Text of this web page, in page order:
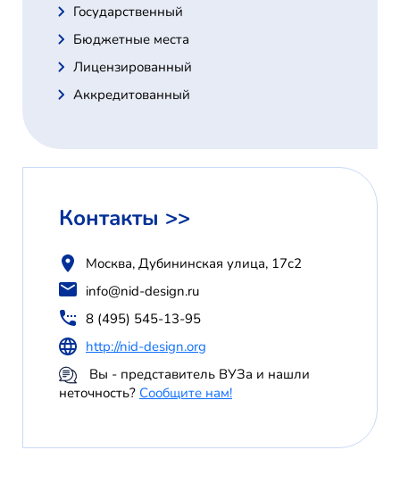
Государственный
Бюджетные места
Лицензированный
Аккредитованный
Контакты >>
Москва, Дубининская улица, 17с2
info@nid-design.ru
8 (495) 545-13-95
http://nid-design.org
Вы - представитель ВУЗа и нашли
неточность? Сообщите нам!